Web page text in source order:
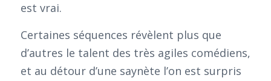
est vrai.
Certaines séquences révèlent plus que
d’autres le talent des très agiles comédiens,
et au détour d’une saynète l’on est surpris